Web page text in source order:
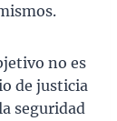
no es
de justicia
seguridad